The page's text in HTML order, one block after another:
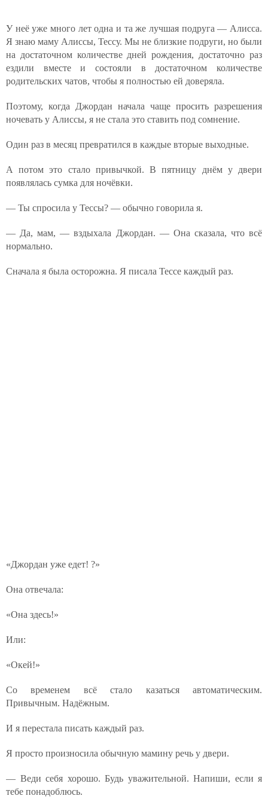
У неё уже много лет одна и та же лучшая подруга — Алисса.
Я знаю маму Алиссы, Тессу. Мы не близкие подруги, но были
на достаточном количестве дней рождения, достаточно раз
ездили вместе и состояли в достаточном количестве
родительских чатов, чтобы я полностью ей доверяла.
Поэтому, когда Джордан начала чаще просить разрешения
ночевать у Алиссы, я не стала это ставить под сомнение.
Один раз в месяц превратился в каждые вторые выходные.
А потом это стало привычкой. В пятницу днём у двери
появлялась сумка для ночёвки.
— Ты спросила у Тессы? — обычно говорила я.
— Да, мам, — вздыхала Джордан. — Она сказала, что всё
нормально.
Сначала я была осторожна. Я писала Тессе каждый раз.
«Джордан уже едет! ?»
Она отвечала:
«Она здесь!»
Или:
«Окей!»
Со временем всё стало казаться автоматическим.
Привычным. Надёжным.
И я перестала писать каждый раз.
Я просто произносила обычную мамину речь у двери.
— Веди себя хорошо. Будь уважительной. Напиши, если я
тебе понадоблюсь.